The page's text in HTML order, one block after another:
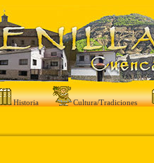
Historia Cultura/Tradiciones